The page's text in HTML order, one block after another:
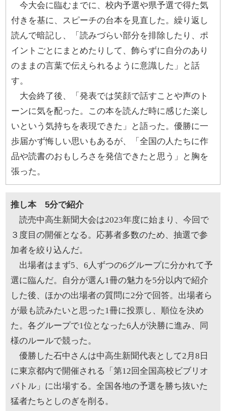
今大会に臨むまでに、校内予選や県予選で得た気
付きを基に、スピーチの台本を見直した。繰り返し
読んで暗記し、「読みづらい部分を排除したり、ポ
イントごとにまとめたりして、飾らずに自分のあり
のままの言葉で伝えられるように意識した」と話
す。
大会終了後、「発表では笑顔で話すことや声のト
ーンに気を配った。この本を読んだ時に感じた楽し
いという気持ちを表現できた」と語った。優勝に一
歩届かず悔しい思いもあるが、「全国の人たちに作
品や読書のおもしろさを発信できたと思う」と胸を
張った。
推し本 5分で紹介
読売中高生新聞大会は2023年度に始まり、今回で
３度目の開催となる。応募者多数のため、抽選で参
加者を絞り込んだ。
出場者はまず5、6人ずつの6グループに分かれて予
選に臨んだ。自分が選ん1冊の魅力を5分以内で紹介
した後、ほかの出場者の質問に2分で回答。出場者ら
が最も読みたいと思った1冊に投票し、順位を決め
た。各グループで1位となった6人が決勝に進み、同
様のルールで競った。
優勝した石中さんは中高生新聞代表として2月8日
に東京都内で開催される「第12回全国高校ビブリオ
バトル」に出場する。全国各地の予選を勝ち抜いた
猛者たちとしのぎを削る。